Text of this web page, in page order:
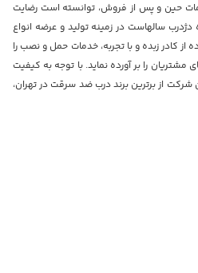
حین و پس از فروش، توانسته است رضایت
سالهاست در زمینه تولید و عرضه انواع
از کادر زبده و با تجربه، خدمات حمل و نصب را
مشتریان را بر آورده نماید. با توجه به کیفیت
از برترین برند درب ضد سرقت در تهران،